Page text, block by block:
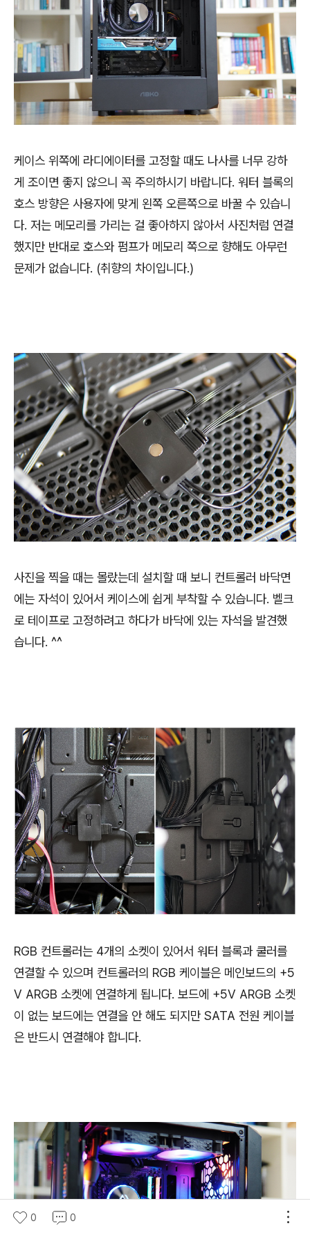
케이스 위쪽에 라디에이터를 고정할 때도 나사를 너무 강하
게 조이면 좋지 않으니 꼭 주의하시기 바랍니다. 워터 블록의
호스 방향은 사용자에 맞게 왼쪽 오른쪽으로 바꿀 수 있습니
다. 저는 메모리를 가리는 걸 좋아하지 않아서 사진처럼 연결
했지만 반대로 호스와 펌프가 메모리 쪽으로 향해도 아무런
문제가 없습니다. (취향의 차이입니다.)
사진을 찍을 때는 몰랐는데 설치할 때 보니 컨트롤러 바닥면
에는 자석이 있어서 케이스에 쉽게 부착할 수 있습니다. 벨크
로 테이프로 고정하려고 하다가 바닥에 있는 자석을 발견했
습니다. ^^
RGB 컨트롤러는 4개의 소켓이 있어서 워터 블록과 쿨러를
연결할 수 있으며 컨트롤러의 RGB 케이블은 메인보드의 +5
V ARGB 소켓에 연결하게 됩니다. 보드에 +5V ARGB 소켓
이 없는 보드에는 연결을 안 해도 되지만 SATA 전원 케이블
은 반드시 연결해야 합니다.
0 0